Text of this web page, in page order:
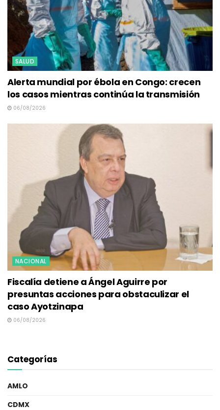
SALUD
Alerta mundial por ébola en Congo: crecen
los casos mientras continúa la transmisión
06/08/2026
NACIONAL
Fiscalía detiene a Ángel Aguirre por
presuntas acciones para obstaculizar el
caso Ayotzinapa
06/08/2026
Categorías
AMLO
CDMX